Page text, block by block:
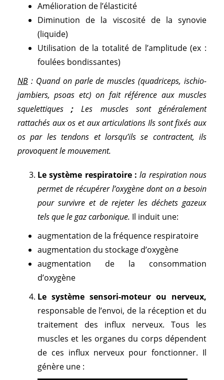
Amélioration de l’élasticité
Diminution de la viscosité de la synovie
(liquide)
Utilisation de la totalité de l’amplitude (ex :
foulées bondissantes)
NB : Quand on parle de muscles (quadriceps, ischio-
jambiers, psoas etc) on fait référence aux muscles
squelettiques;Les muscles sont généralement
rattachés aux os et aux articulations Ils sont fixés aux
os par les tendons et lorsqu’ils se contractent, ils
provoquent le mouvement.
Le système respiratoire :la respiration nous
permet de récupérer l’oxygène dont on a besoin
pour survivre et de rejeter les déchets gazeux
tels que le gaz carbonique. Il induit une:
augmentation de la fréquence respiratoire
augmentation du stockage d’oxygène
augmentation de la consommation
d’oxygène
Le système sensori-moteur ou nerveux,
responsable de l’envoi, de la réception et du
traitement des influx nerveux. Tous les
muscles et les organes du corps dépendent
de ces influx nerveux pour fonctionner. Il
génère une :